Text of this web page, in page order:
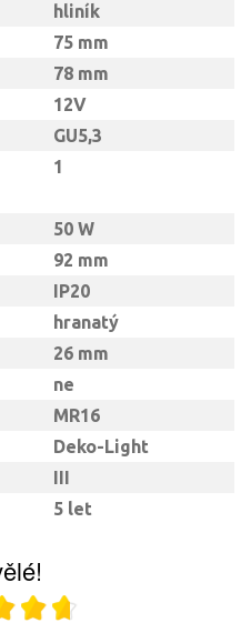
hliník
75 mm
78 mm
12V
GU5,3
1
50 W
92 mm
IP20
hranatý
26 mm
ne
MR16
Deko-Light
III
5 let